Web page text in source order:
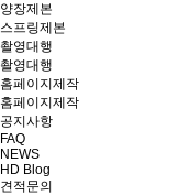
양장제본
스프링제본
촬영대행
촬영대행
홈페이지제작
홈페이지제작
공지사항
FAQ
NEWS
HD Blog
견적문의